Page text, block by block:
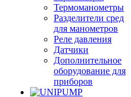
Термоманометры
Разделители сред
для манометров
Реле давления
Датчики
Дополнительное
оборудование для
приборов